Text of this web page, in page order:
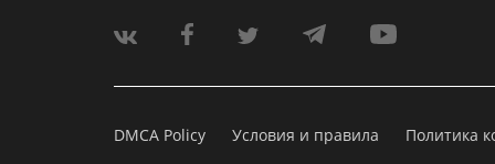
DMCA Policy Условия и правила Политика